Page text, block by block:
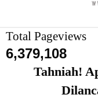
Total Pageviews
6,379,108
Tahniah!